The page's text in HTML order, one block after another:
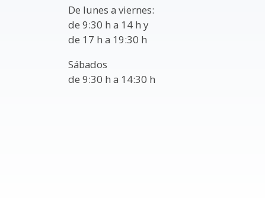
De lunes a viernes:
de 9:30 h a 14 h y
de 17 h a 19:30 h
Sábados
de 9:30 h a 14:30 h